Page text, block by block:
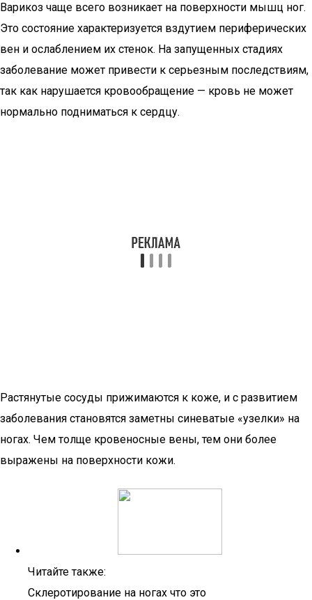
Варикоз чаще всего возникает на поверхности мышц ног.
Это состояние характеризуется вздутием периферических
вен и ослаблением их стенок. На запущенных стадиях
заболевание может привести к серьезным последствиям,
так как нарушается кровообращение — кровь не может
нормально подниматься к сердцу.
Растянутые сосуды прижимаются к коже, и с развитием
заболевания становятся заметны синеватые «узелки» на
ногах. Чем толще кровеносные вены, тем они более
выражены на поверхности кожи.
Читайте также:
Склеротирование на ногах что это